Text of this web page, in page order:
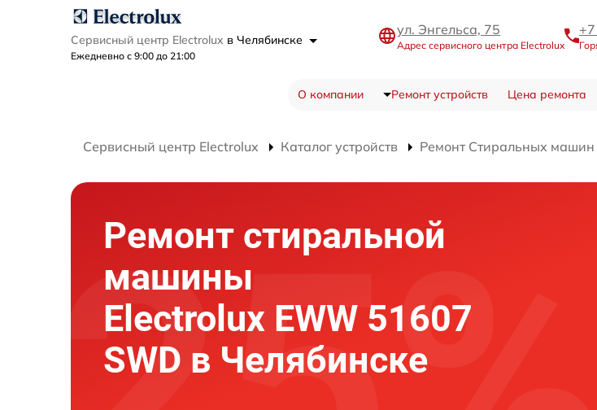
Сервисный центр Electrolux в Челябинске
Ежедневно с 9:00 до 21:00
ул. Энгельса, 75
Адрес сервисного центра Electrolux
О компании Ремонт устройств Цена ремонта
Сервисный центр Electrolux Каталог устройств Ремонт Стиральных машин
Ремонт стиральной
машины
Electrolux EWW 51607
SWD в Челябинске